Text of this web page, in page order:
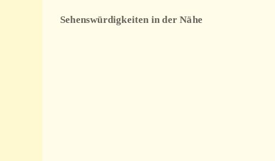
Sehenswürdigkeiten in der Nähe